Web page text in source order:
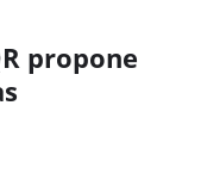
propone